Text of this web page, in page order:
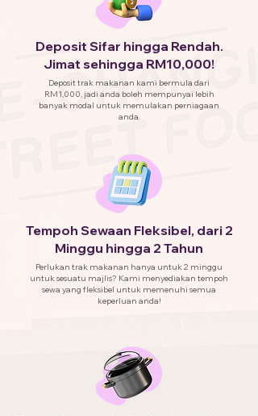
Deposit Sifar hingga Rendah.
Jimat sehingga RM10,000!
Deposit trak makanan kami bermula dari
RM1,000, jadi anda boleh mempunyai lebih
banyak modal untuk memulakan perniagaan
anda.
Tempoh Sewaan Fleksibel, dari 2
Minggu hingga 2 Tahun
Perlukan trak makanan hanya untuk 2 minggu
untuk sesuatu majlis? Kami menyediakan tempoh
sewa yang fleksibel untuk memenuhi semua
keperluan anda!